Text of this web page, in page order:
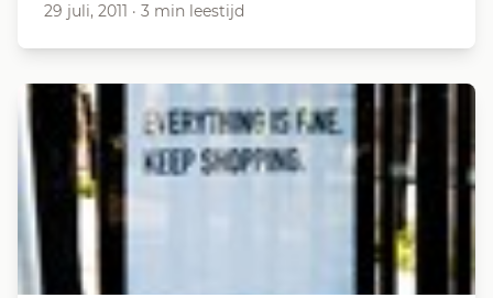
29 juli, 2011 · 3 min leestijd